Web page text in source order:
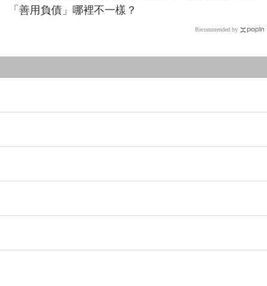
「善用負債」哪裡不一樣？
Recommended by